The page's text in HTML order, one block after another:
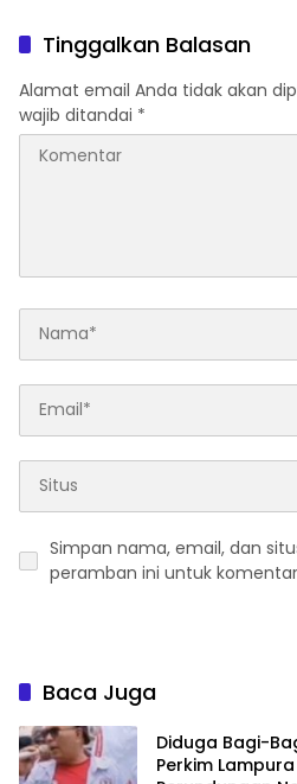
Tinggalkan Balasan
Alamat email Anda tidak akan
wajib ditandai *
Simpan nama, email, dan
peramban ini untuk
Baca Juga
Diduga Bagi-
Perkim